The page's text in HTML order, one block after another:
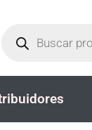
productos